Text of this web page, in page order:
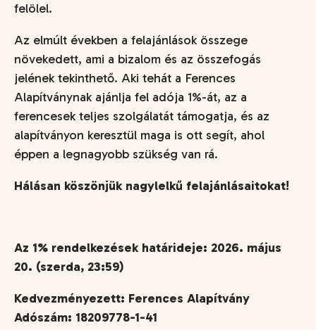
felölel.
Az elmúlt években a felajánlások összege
növekedett, ami a bizalom és az összefogás
jelének tekinthető. Aki tehát a Ferences
Alapítványnak ajánlja fel adója 1%-át, az a
ferencesek teljes szolgálatát támogatja, és az
alapítványon keresztül maga is ott segít, ahol
éppen a legnagyobb szükség van rá.
Hálásan köszönjük nagylelkű felajánlásaitokat!
Az 1% rendelkezések határideje: 2026. május
20. (szerda, 23:59)
Kedvezményezett: Ferences Alapítvány
Adószám: 18209778-1-41